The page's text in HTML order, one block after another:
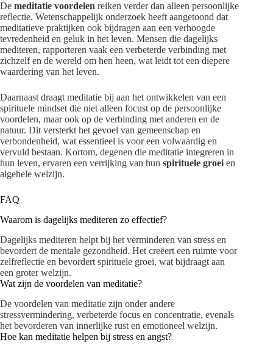
De meditatie voordelen reiken verder dan alleen persoonlijke
reflectie. Wetenschappelijk onderzoek heeft aangetoond dat
meditatieve praktijken ook bijdragen aan een verhoogde
tevredenheid en geluk in het leven. Mensen die dagelijks
mediteren, rapporteren vaak een verbeterde verbinding met
zichzelf en de wereld om hen heen, wat leidt tot een diepere
waardering van het leven.
Daarnaast draagt meditatie bij aan het ontwikkelen van een
spirituele mindset die niet alleen focust op de persoonlijke
voordelen, maar ook op de verbinding met anderen en de
natuur. Dit versterkt het gevoel van gemeenschap en
verbondenheid, wat essentieel is voor een volwaardig en
vervuld bestaan. Kortom, degenen die meditatie integreren in
hun leven, ervaren een verrijking van hun spirituele groei en
algehele welzijn.
FAQ
Waarom is dagelijks mediteren zo effectief?
Dagelijks mediteren helpt bij het verminderen van stress en
bevordert de mentale gezondheid. Het creëert een ruimte voor
zelfreflectie en bevordert spirituele groei, wat bijdraagt aan
een groter welzijn.
Wat zijn de voordelen van meditatie?
De voordelen van meditatie zijn onder andere
stressvermindering, verbeterde focus en concentratie, evenals
het bevorderen van innerlijke rust en emotioneel welzijn.
Hoe kan meditatie helpen bij stress en angst?